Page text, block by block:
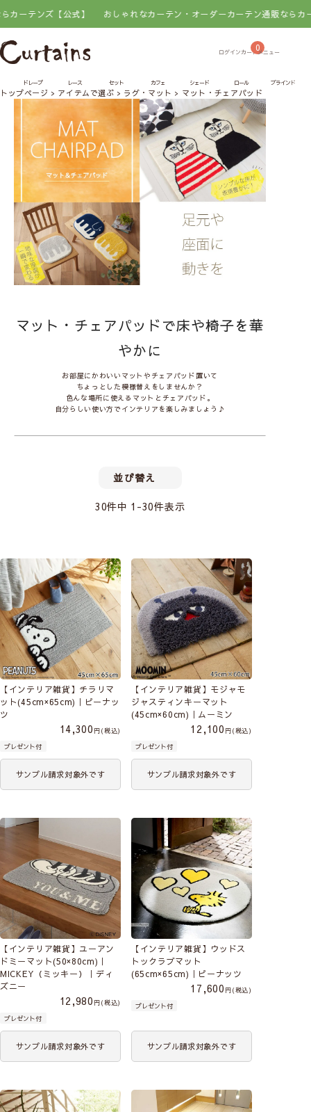
ズ【公式】 おしゃれなカーテン・オーダーカーテン通販ならカーテンズ
0
ドレープ レース セット カフェ シェード ロール ブラインド
トップページ アイテムで選ぶ ラグ・マット マット・チェアパッド
マット・チェアパッドで床や椅子を華
やかに
お部屋にかわいいマットやチェアパッド置いて
ちょっとした模様替えをしませんか？
色んな場所に使えるマットとチェアパッド。
自分らしい使い方でインテリアを楽しみましょう♪
並び替え
30件中 1 -30件表示
【インテリア雑貨】チラリマ
ット(45cm×65cm)｜ピーナッ
ツ
14,300
税込
プレゼント付
サンプル請求対象外です
【インテリア雑貨】モジャモ
ジャスティンキーマット
(45cm×60cm)｜ムーミン
12,100
税込
プレゼント付
サンプル請求対象外です
【インテリア雑貨】ユーアン
ドミーマット(50×80cm)｜
MICKEY（ミッキー）｜ディ
ズニー
12,980
税込
プレゼント付
サンプル請求対象外です
【インテリア雑貨】ウッドス
トックラブマット
(65cm×65cm)｜ピーナッツ
17,600
税込
プレゼント付
サンプル請求対象外です